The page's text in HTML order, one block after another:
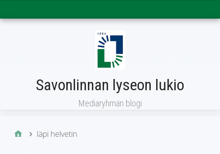
Savonlinnan lyseon lukio
Mediaryhmän blogi
läpi helvetin